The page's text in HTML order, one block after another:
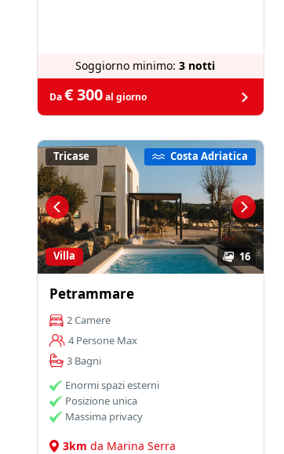
Soggiorno minimo: 3 notti
Da€ 300al giorno
16
Tricase Costa Adriatica
Villa
Petrammare
2 Camere
4 Persone Max
3 Bagni
Enormi spazi esterni
Posizione unica
Massima privacy
3km da Marina Serra